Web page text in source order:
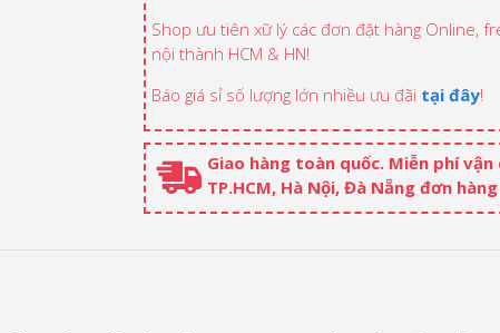
Shop ưu tiên xữ lý các đơn đặt hàng Online,
nội thành HCM & HN!
Báo giá sỉ số lượng lớn nhiều ưu đãi tại đây!
Giao hàng toàn quốc. Miễn phí
TP.HCM, Hà Nội, Đà Nẵng đơn